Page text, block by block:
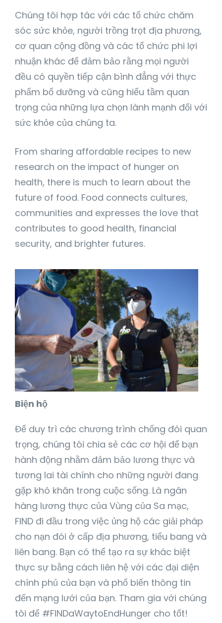
Chúng tôi hợp tác với các tổ chức chăm
sóc sức khỏe, người trồng trọt địa phương,
cơ quan cộng đồng và các tổ chức phi lợi
nhuận khác để đảm bảo rằng mọi người
đều có quyền tiếp cận bình đẳng với thực
phẩm bổ dưỡng và cũng hiểu tầm quan
trọng của những lựa chọn lành mạnh đối với
sức khỏe của chúng ta.
From sharing affordable recipes to new
research on the impact of hunger on
health, there is much to learn about the
future of food. Food connects cultures,
communities and expresses the love that
contributes to good health, financial
security, and brighter futures.
Biện hộ
Để duy trì các chương trình chống đói quan
trọng, chúng tôi chia sẻ các cơ hội để bạn
hành động nhằm đảm bảo lương thực và
tương lai tài chính cho những người đang
gặp khó khăn trong cuộc sống. Là ngân
hàng lương thực của Vùng của Sa mạc,
FIND đi đầu trong việc ủng hộ các giải pháp
cho nạn đói ở cấp địa phương, tiểu bang và
liên bang. Bạn có thể tạo ra sự khác biệt
thực sự bằng cách liên hệ với các đại diện
chính phủ của bạn và phổ biến thông tin
đến mạng lưới của bạn. Tham gia với chúng
tôi để #FINDaWaytoEndHunger cho tốt!